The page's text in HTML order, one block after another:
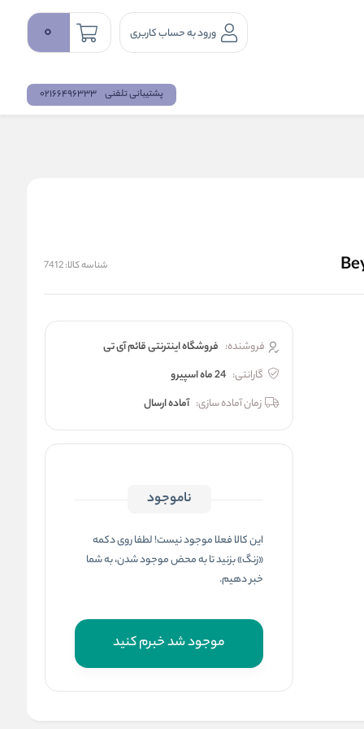
ورود به حساب کاربری 0
پشتیبانی تلفنی 02166496333
شناسه کالا:7412
فروشنده: فروشگاه اینترنتی قائم آی تی
گارانتی: 24 ماه اسپیرو
زمان آماده سازی: آماده ارسال
ناموجود
این کالا فعلا موجود نیست! لطفا روی دکمه
«زنگ» بزنید تا به محض موجود شدن، به شما
خبر دهیم.
موجود شد خبرم کنید